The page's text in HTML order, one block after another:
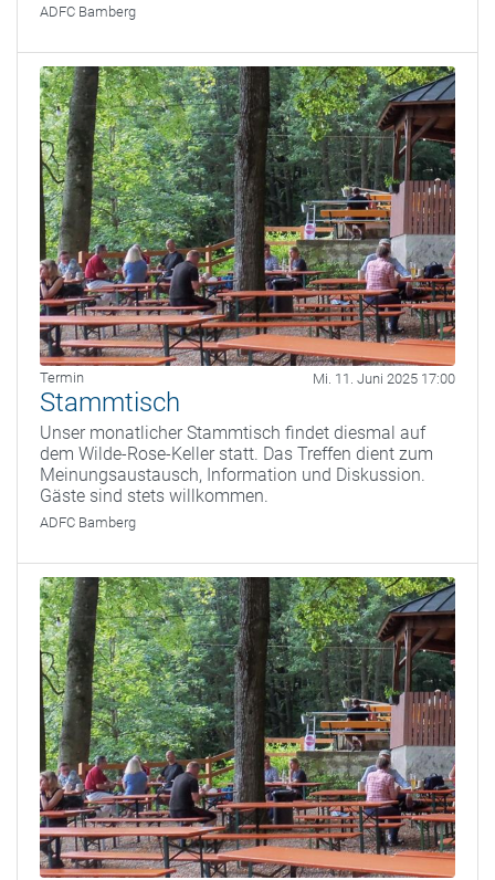
ADFC Bamberg
Termin Mi. 11. Juni 2025 17:00
Stammtisch
Unser monatlicher Stammtisch findet diesmal auf
dem Wilde-Rose-Keller statt. Das Treffen dient zum
Meinungsaustausch, Information und Diskussion.
Gäste sind stets willkommen.
ADFC Bamberg